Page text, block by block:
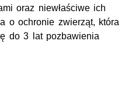
oraz niewłaściwe ich
o ochronie zwierząt, która
do 3 lat pozbawienia